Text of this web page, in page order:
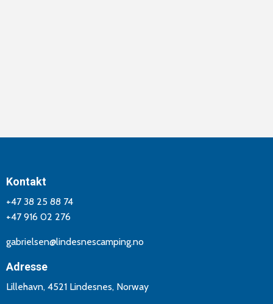
Kontakt
+47 38 25 88 74
+47 916 02 276
gabrielsen@lindesnescamping.no
Adresse
Lillehavn, 4521 Lindesnes, Norway